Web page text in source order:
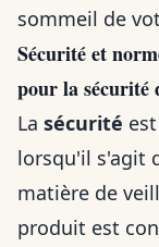
sommeil de
Sécurité et
pour la sécurité
La sécurité
lorsqu'il s'agit
matière de
produit est